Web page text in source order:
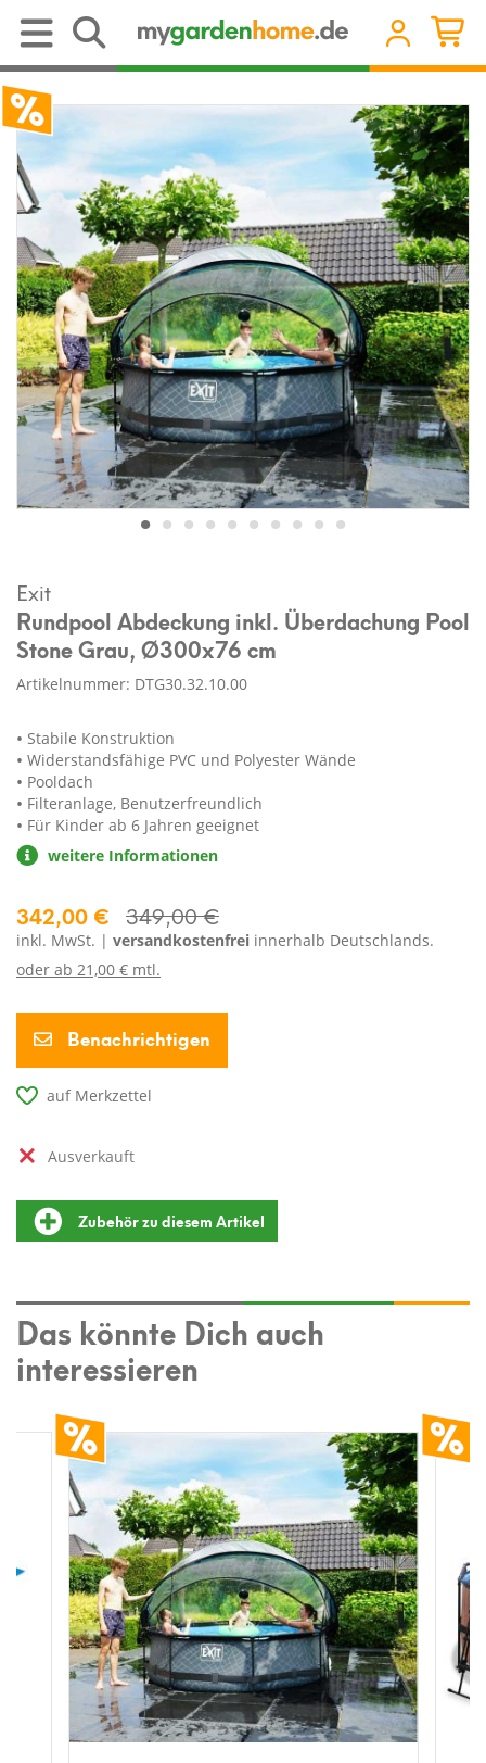
Exit
Rundpool Abdeckung inkl. Überdachung Pool
Stone Grau, Ø300x76 cm
Artikelnummer: DTG30.32.10.00
Stabile Konstruktion
Widerstandsfähige PVC und Polyester Wände
Pooldach
Filteranlage, Benutzerfreundlich
Für Kinder ab 6 Jahren geeignet
weitere Informationen
342,00 € 349,00 €
inkl. MwSt. | versandkostenfrei innerhalb Deutschlands.
oder ab 21,00 € mtl.
Benachrichtigen
auf Merkzettel
ausverkauft
Zubehör zu diesem Artikel
Das könnte Dich auch
interessieren